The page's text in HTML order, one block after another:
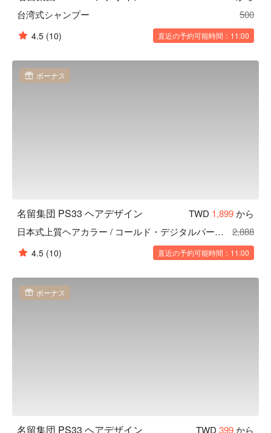
台湾式シャンプー
500
4.5 (10) 直近の予約可能時間：11:00
ボーナス
名留集団 PS33 ヘアデザイン TWD 1,899から
日本式上質ヘアカラー / コールド・デジタルパーマ｜2 種 1 択
2,888
4.5 (10) 直近の予約可能時間：11:00
ボーナス
名留集団 PS33 ヘアデザイン TWD 399から